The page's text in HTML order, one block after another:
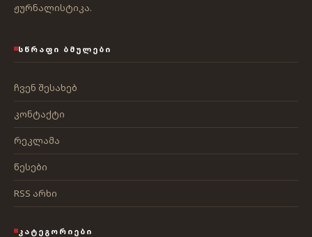
ჟურნალისტიკა.
ᲡᲬᲠᲐᲤᲘ ᲑᲛᲣᲚᲔᲑᲘ
ჩვენ შესახებ
კონტაქტი
რეკლამა
წესები
RSS არხი
ᲙᲐᲢᲔᲒᲝᲠᲘᲔᲑᲘ